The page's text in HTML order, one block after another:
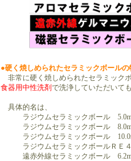
●硬く焼しめられたセラミックボール
非常に硬く焼しめられたセラミック
食器用中性洗剤で洗浄していただいて
具体的名は、
ラジウムセラミックボール
ラジウムセラミックボール
ラジウムセラミックボール
ラジウムセラミックボールＲＥ
遠赤外線セラミックボール